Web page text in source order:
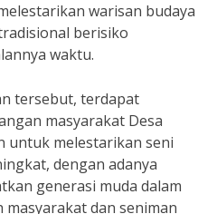
warisan budaya
berisiko
waktu.
tersebut, terdapat
masyarakat Desa
untuk melestarikan seni
dengan adanya
generasi muda dalam
dan seniman